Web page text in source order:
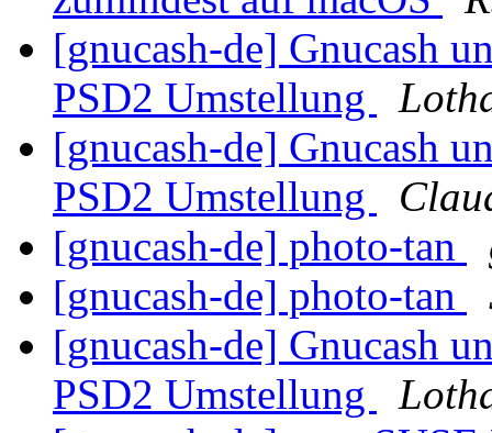
[gnucash-de] Gnucash
PSD2 Umstellung
[gnucash-de] Gnucash
PSD2 Umstellung
[gnucash-de] photo-tan
[gnucash-de] photo-tan
[gnucash-de] Gnucash
PSD2 Umstellung